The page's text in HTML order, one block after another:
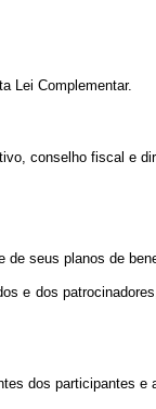
Lei Complementar.
conselho fiscal e
de seus planos de
e dos
dos participantes